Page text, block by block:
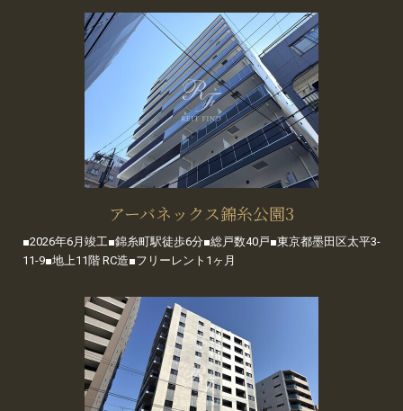
アーバネックス錦糸公園3
■2026年6月竣工■錦糸町駅徒歩6分■総戸数40戸■東京都墨田区太平3-
11-9■地上11階 RC造■フリーレント1ヶ月